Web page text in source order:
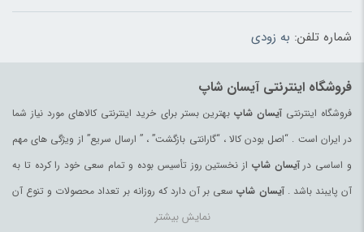
شماره تلفن: به زودی
فروشگاه اینترنتی آیسان شاپ
فروشگاه اینترنتیآیسان شاپبهترین بستر برای خرید اینترنتی کالاهای مورد نیاز شما
در ایران است . “اصل بودن کالا ، “گارانتی بازگشت” ، ” ارسال سریع” از ویژگی های مهم
و اساسی درآیسان شاپ از نخستین روز تأسیس بوده و تمام سعی خود را کرده تا به
آن پایبند باشد .آیسان شاپ سعی بر آن دارد که روزانه بر تعداد محصولات و تنوع آن
بیفزاید تا بتواند نیاز همه ی افراد با هر نوع سلیقه را در خرید محصولات اینترنتی مرتفع
نمایش بیشتر